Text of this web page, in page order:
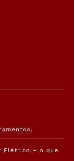
Elétrico – o que